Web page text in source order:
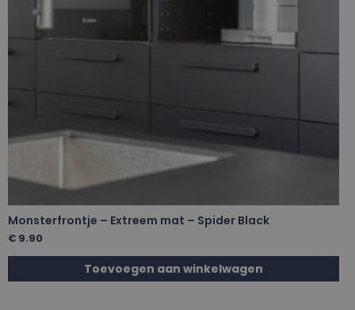
Monsterfrontje – Extreem mat – Spider Black
€ 9.90
Toevoegen aan winkelwagen